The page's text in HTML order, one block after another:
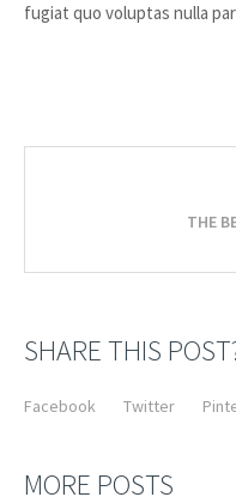
fugiat quo voluptas nulla
THE
SHARE THIS
Facebook Twitter
MORE POSTS